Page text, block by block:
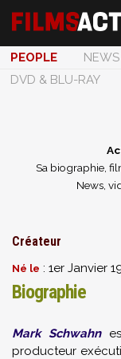
PEOPLE NEWS
DVD & BLU-RAY
Sa biographie,
News,
Créateur
Né le : 1er Janvier
Biographie
Mark Schwahn
producteur